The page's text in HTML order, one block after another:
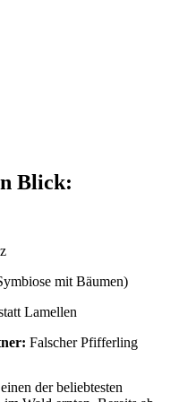
Blick:
mit Bäumen)
Lamellen
Falscher Pfifferling
der beliebtesten